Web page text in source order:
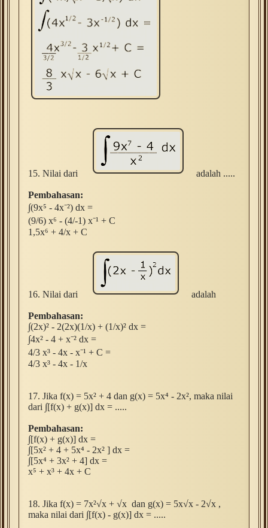
15. Nilai dari adalah .....
Pembahasan:
∫(9x⁵ - 4x⁻²) dx =
(9/6) x⁶ - (4/-1) x⁻¹ + C
1,5x⁶ + 4/x + C
16. Nilai dari adalah
Pembahasan:
∫(2x)² - 2(2x)(1/x) + (1/x)² dx =
∫4x² - 4 + x⁻² dx =
4/3 x³ - 4x - x⁻¹ + C =
4/3 x³ - 4x - 1/x
17. Jika f(x) = 5x² + 4 dan g(x) = 5x⁴ - 2x², maka nilai
dari ∫[f(x) + g(x)] dx = .....
Pembahasan:
∫[f(x) + g(x)] dx =
∫[5x² + 4 + 5x⁴ - 2x² ] dx =
∫[5x⁴ + 3x² + 4] dx =
x⁵ + x³ + 4x + C
18. Jika f(x) = 7x²√x + √x dan g(x) = 5x√x - 2√x ,
maka nilai dari ∫[f(x) - g(x)] dx = .....